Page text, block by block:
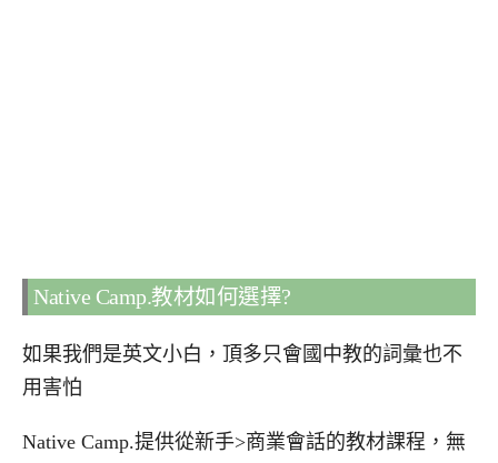
Native Camp.教材如何選擇?
如果我們是英文小白，頂多只會國中教的詞彙也不
用害怕
Native Camp.提供從新手>商業會話的教材課程，無